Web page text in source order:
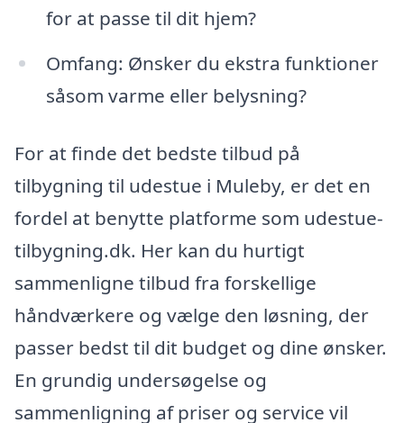
for at passe til dit hjem?
Omfang: Ønsker du ekstra funktioner
såsom varme eller belysning?
For at finde det bedste tilbud på
tilbygning til udestue i Muleby, er det en
fordel at benytte platforme som udestue-
tilbygning.dk. Her kan du hurtigt
sammenligne tilbud fra forskellige
håndværkere og vælge den løsning, der
passer bedst til dit budget og dine ønsker.
En grundig undersøgelse og
sammenligning af priser og service vil